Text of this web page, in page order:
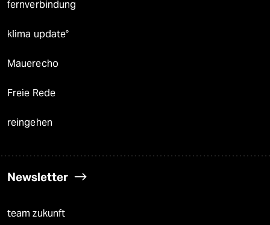
fernverbindung
klima update°
Mauerecho
Freie Rede
reingehen
Newsletter
team zukunft